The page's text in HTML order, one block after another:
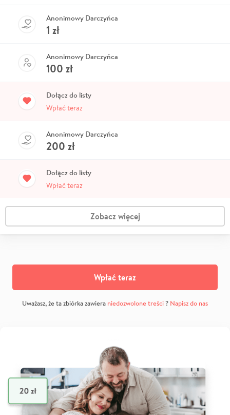
Anonimowy Darczyńca
1 zł
Anonimowy Darczyńca
100 zł
Dołącz do listy
Wpłać teraz
Anonimowy Darczyńca
200 zł
Dołącz do listy
Wpłać teraz
Zobacz więcej
Wpłać teraz
Uważasz, że ta zbiórka zawiera niedozwolone treści? Napisz do nas